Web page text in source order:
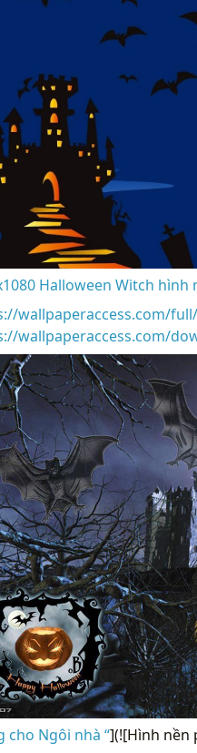
Halloween Witch hình
wallpaperaccess.com/
wallpaperaccess.com/
cho Ngôi nhà “](![Hình nền